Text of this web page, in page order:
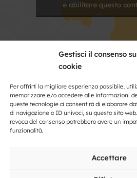
Gestisci il consenso
cookie
Per offrirti la migliore esperienza possibile,
memorizzare e/o accedere alle informazioni
queste tecnologie ci consentirà di elaborare
di navigazione o ID univoci, su questo sito
revoca del consenso potrebbero avere un
funzionalità.
Accettare
e abilitare questo
Kontakt
Nome